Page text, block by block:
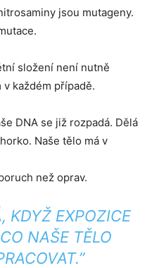
jsou mutageny.
složení není nutně
každém případě.
DNA se již rozpadá. Dělá
Naše tělo má v
než oprav.
KDYŽ EXPOZICE
NAŠE TĚLO